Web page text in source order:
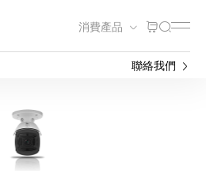
消費產品
聯絡我們